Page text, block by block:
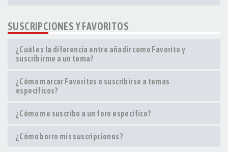
SUSCRIPCIONES Y FAVORITOS
¿Cuál es la diferencia entre añadir como Favorito y
suscribirme a un tema?
¿Cómo marcar Favoritos o suscribirse a temas
específicos?
¿Cómo me suscribo a un foro específico?
¿Cómo borro mis suscripciones?